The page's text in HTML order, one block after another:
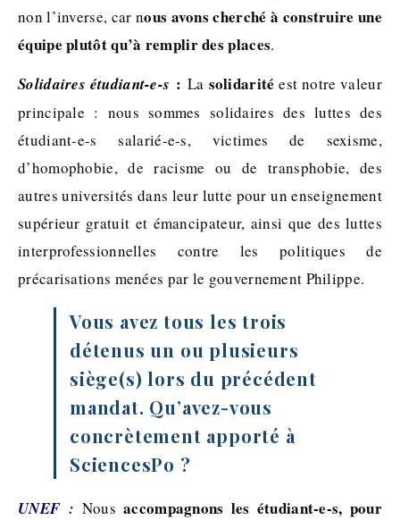
non l’inverse, car nous avons cherché à construire une
équipe plutôt qu’à remplir des places.
Solidaires étudiant-e-s :La solidarité est notre valeur
principale : nous sommes solidaires des luttes des
étudiant-e-s salarié-e-s, victimes de sexisme,
d’homophobie, de racisme ou de transphobie, des
autres universités dans leur lutte pour un enseignement
supérieur gratuit et émancipateur, ainsi que des luttes
interprofessionnelles contre les politiques de
précarisations menées par le gouvernement Philippe.
Vous avez tous les trois
détenus un ou plusieurs
siège(s) lors du précédent
mandat. Qu’avez-vous
concrètement apporté à
SciencesPo ?
UNEF : Nousaccompagnons les étudiant-e-s, pour